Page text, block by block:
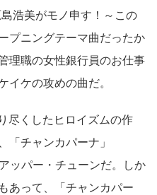
浩美がモノ申す！～この
プニングテーマ曲だったか
理職の女性銀行員のお仕事
イケの攻めの曲だ。
尽くしたヒロイズムの作
「チャンカパーナ」
ッパー・チューンだ。しか
あって、「チャンカパー